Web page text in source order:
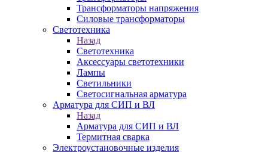
Трансформаторы напряжения
Силовые трансформаторы
Светотехника
Назад
Светотехника
Аксессуары светотехники
Лампы
Светильники
Светосигнальная арматура
Арматура для СИП и ВЛ
Назад
Арматура для СИП и ВЛ
Термитная сварка
Электроустановочные изделия